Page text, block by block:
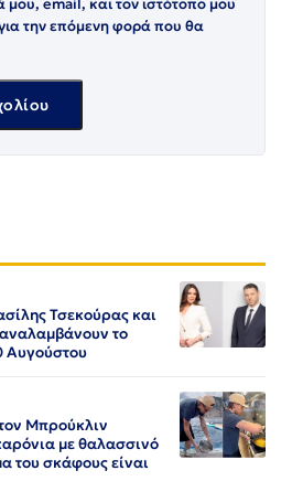
την επόμενη φορά που θα
Τσεκούρας και
το
Αυγούστου
Μπρούκλιν
με θαλασσινό
του σκάφους είναι